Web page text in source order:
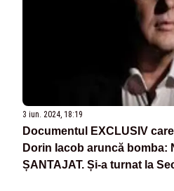
3 iun. 2024, 18:19
Documentul EXCLUSIV
Dorin Iacob aruncă bomba:
ȘANTAJAT. Și-a turnat la